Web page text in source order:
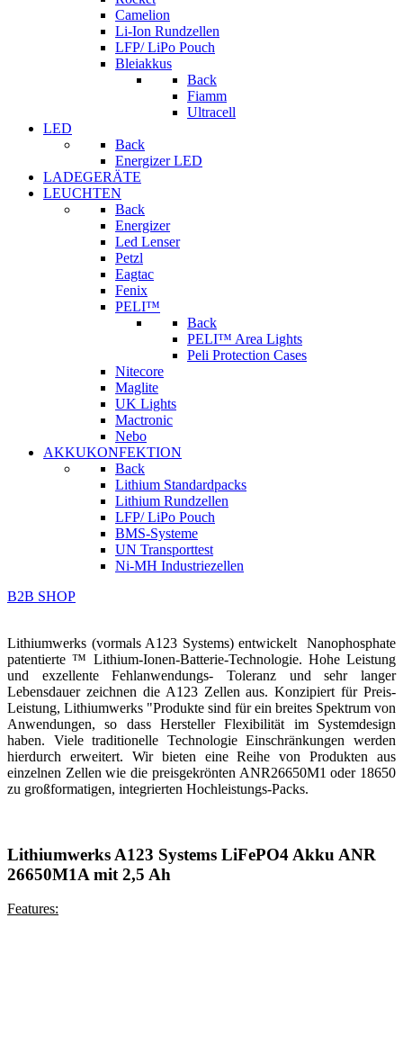
Camelion
Li-Ion Rundzellen
LFP/ LiPo Pouch
Bleiakkus
Back
Fiamm
Ultracell
LED
Back
Energizer LED
LADEGERÄTE
LEUCHTEN
Back
Energizer
Led Lenser
Petzl
Eagtac
Fenix
PELI™
Back
PELI™ Area Lights
Peli Protection Cases
Nitecore
Maglite
UK Lights
Mactronic
Nebo
AKKUKONFEKTION
Back
Lithium Standardpacks
Lithium Rundzellen
LFP/ LiPo Pouch
BMS-Systeme
UN Transporttest
Ni-MH Industriezellen
B2B SHOP
Lithiumwerks (vormals A123 Systems) entwickelt Nanophosphate
patentierte ™ Lithium-Ionen-Batterie-Technologie. Hohe Leistung
und exzellente Fehlanwendungs- Toleranz und sehr langer
Lebensdauer zeichnen die A123 Zellen aus.Konzipiert für Preis-
Leistung, Lithiumwerks "Produkte sind für ein breites Spektrum von
Anwendungen, so dass Hersteller Flexibilität im Systemdesign
haben. Viele traditionelle Technologie Einschränkungen werden
hierdurch erweitert. Wir bieten eine Reihe von Produkten aus
einzelnen Zellen wie die preisgekrönten ANR26650M1 oder 18650
zu großformatigen, integrierten Hochleistungs-Packs.
Lithiumwerks A123 Systems LiFePO4 Akku ANR
26650M1A mit 2,5 Ah
Features: